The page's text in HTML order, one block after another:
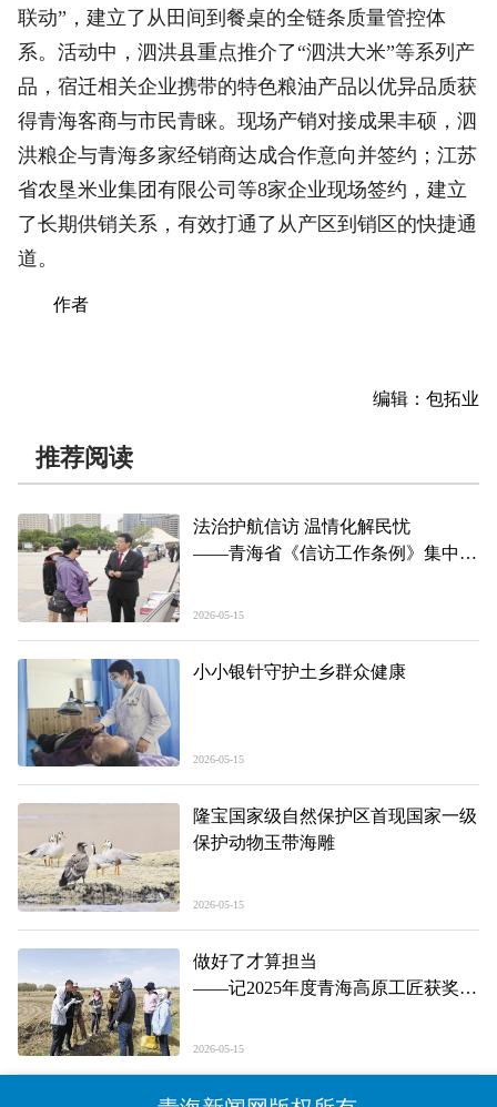
联动”，建立了从田间到餐桌的全链条质量管控体
系。活动中，泗洪县重点推介了“泗洪大米”等系列产
品，宿迁相关企业携带的特色粮油产品以优异品质获
得青海客商与市民青睐。现场产销对接成果丰硕，泗
洪粮企与青海多家经销商达成合作意向并签约；江苏
省农垦米业集团有限公司等8家企业现场签约，建立
了长期供销关系，有效打通了从产区到销区的快捷通
道。
作者
编辑：包拓业
推荐阅读
法治护航信访 温情化解民忧
——青海省《信访工作条例》集中宣
2026-05-15
小小银针守护土乡群众健康
2026-05-15
隆宝国家级自然保护区首现国家一级
保护动物玉带海雕
2026-05-15
做好了才算担当
——记2025年度青海高原工匠获奖
业科学研究所副所长王永亮
2026-05-15